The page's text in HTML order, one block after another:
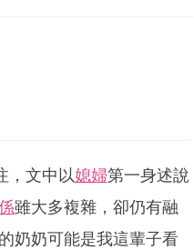
，文中以媳婦第一身述說
雖大多複雜，卻仍有融
奶奶可能是我這輩子看